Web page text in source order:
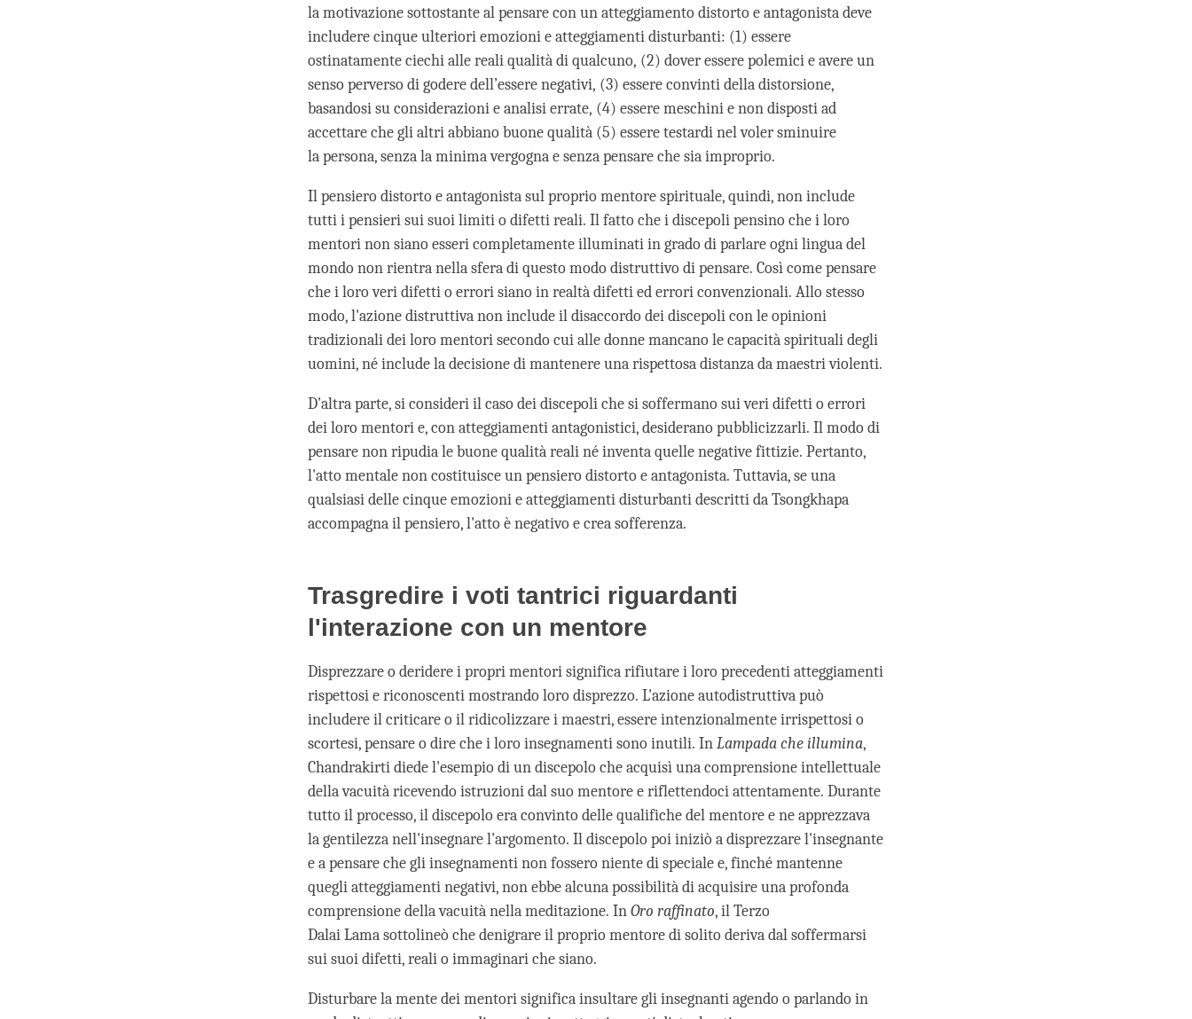
la motivazione sottostante al pensare con un atteggiamento distorto e antagonista deve
includere cinque ulteriori emozioni e atteggiamenti disturbanti: (1) essere
ostinatamente ciechi alle reali qualità di qualcuno, (2) dover essere polemici e avere un
senso perverso di godere dell’essere negativi, (3) essere convinti della distorsione,
basandosi su considerazioni e analisi errate, (4) essere meschini e non disposti ad
accettare che gli altri abbiano buone qualità (5) essere testardi nel voler sminuire
la persona, senza la minima vergogna e senza pensare che sia improprio.
Il pensiero distorto e antagonista sul proprio mentore spirituale, quindi, non include
tutti i pensieri sui suoi limiti o difetti reali. Il fatto che i discepoli pensino che i loro
mentori non siano esseri completamente illuminati in grado di parlare ogni lingua del
mondo non rientra nella sfera di questo modo distruttivo di pensare. Così come pensare
che i loro veri difetti o errori siano in realtà difetti ed errori convenzionali. Allo stesso
modo, l'azione distruttiva non include il disaccordo dei discepoli con le opinioni
tradizionali dei loro mentori secondo cui alle donne mancano le capacità spirituali degli
uomini, né include la decisione di mantenere una rispettosa distanza da maestri violenti.
D'altra parte, si consideri il caso dei discepoli che si soffermano sui veri difetti o errori
dei loro mentori e, con atteggiamenti antagonistici, desiderano pubblicizzarli. Il modo di
pensare non ripudia le buone qualità reali né inventa quelle negative fittizie. Pertanto,
l'atto mentale non costituisce un pensiero distorto e antagonista. Tuttavia, se una
qualsiasi delle cinque emozioni e atteggiamenti disturbanti descritti da Tsongkhapa
accompagna il pensiero, l'atto è negativo e crea sofferenza.
Trasgredire i voti tantrici riguardanti
l'interazione con un mentore
Disprezzare o deridere i propri mentori significa rifiutare i loro precedenti atteggiamenti
rispettosi e riconoscenti mostrando loro disprezzo. L'azione autodistruttiva può
includere il criticare o il ridicolizzare i maestri, essere intenzionalmente irrispettosi o
scortesi, pensare o dire che i loro insegnamenti sono inutili. InLampada che illumina,
Chandrakirti diede l'esempio di un discepolo che acquisì una comprensione intellettuale
della vacuità ricevendo istruzioni dal suo mentore e riflettendoci attentamente. Durante
tutto il processo, il discepolo era convinto delle qualifiche del mentore e ne apprezzava
la gentilezza nell'insegnare l'argomento. Il discepolo poi iniziò a disprezzare l'insegnante
e a pensare che gli insegnamenti non fossero niente di speciale e, finché mantenne
quegli atteggiamenti negativi, non ebbe alcuna possibilità di acquisire una profonda
comprensione della vacuità nella meditazione. InOro raffinato, il Terzo
Dalai Lama sottolineò che denigrare il proprio mentore di solito deriva dal soffermarsi
sui suoi difetti, reali o immaginari che siano.
Disturbare la mente dei mentori significa insultare gli insegnanti agendo o parlando in